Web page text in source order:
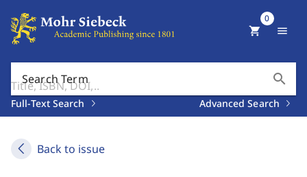
Search Term search
Full-Text Search Advanced Search
shopping_cart
0
menu
Back to issue